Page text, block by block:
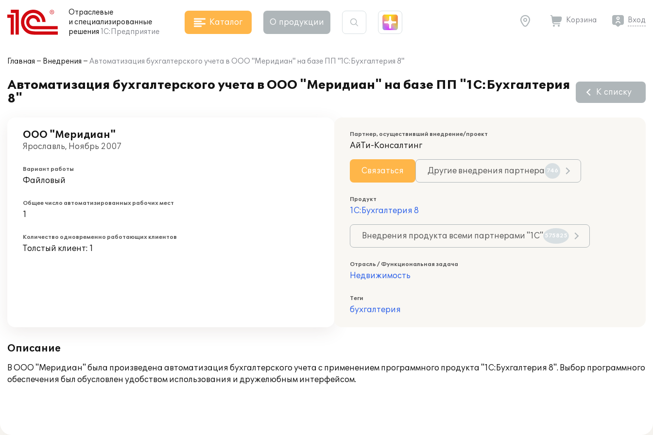
Отраслевые
и специализированные
решения 1С:Предприятие
Каталог О продукции Корзина Вход
Главная Внедрения Автоматизация бухгалтерского учета в ООО "Меридиан" на базе ПП "1С:Бухгалтерия 8"
Автоматизация бухгалтерского учета в ООО "Меридиан" на базе ПП "1С:Бухгалтерия
8"
К списку
ООО "Меридиан"
Ярославль, Ноябрь 2007
Вариант работы
Файловый
Общее число автоматизированных рабочих мест
1
Количество одновременно работающих клиентов
Толстый клиент: 1
Партнер, осуществивший внедрение/проект
АйТи-Консалтинг
Связаться Другие внедрения партнера 746
Продукт
1С:Бухгалтерия 8
Внедрения продукта всеми партнерами "1С" 575825
Отрасль / Функциональная задача
Недвижимость
Теги
бухгалтерия
Описание
В ООО "Меридиан" была произведена автоматизация бухгалтерского учета с применением программного продукта "1С:Бухгалтерия 8". Выбор программного
обеспечения был обусловлен удобством использования и дружелюбным интерфейсом.